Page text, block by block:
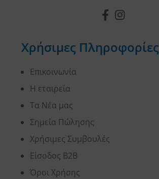
Χρήσιμες Πληροφορίες
Επικοινωνία
Η εταιρεία
Τα Νέα μας
Σημεία Πώλησης
Χρήσιμες Συμβουλές
Είσοδος B2B
Όροι Χρήσης